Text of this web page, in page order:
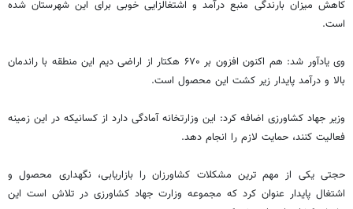
کاهش میزان بارندگی منبع درآمد و اشتغالزایی خوبی برای این شهرستان شده
است.
وی یادآور شد: هم اکنون افزون بر ۶۷۰ هکتار از اراضی دیم این منطقه با راندمان
بالا و درآمد پایدار زیر کشت این محصول است.
وزیر جهاد کشاورزی اضافه کرد: این وزارتخانه آمادگی دارد از کسانیکه در این زمینه
فعالیت کنند، حمایت لازم را انجام دهد.
حجتی یکی از مهم ترین مشکلات کشاورزان را بازاریابی، نگهداری محصول و
اشتغال پایدار عنوان کرد که مجموعه وزارت جهاد کشاورزی در تلاش است این